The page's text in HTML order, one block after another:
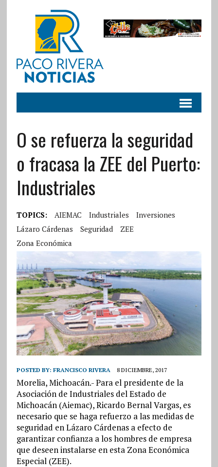
O se refuerza la seguridad
o fracasa la ZEE del Puerto:
Industriales
TOPICS: AIEMAC Industriales
Inversiones
Lázaro Cárdenas
Seguridad
ZEE
Zona Económica
POSTED BY: FRANCISCO RIVERA 8 DICIEMBRE, 2017
Morelia, Michoacán.- Para el presidente de la
Asociación de Industriales del Estado de
Michoacán (Aiemac), Ricardo Bernal Vargas, es
necesario que se haga refuerzo a las medidas de
seguridad en Lázaro Cárdenas a efecto de
garantizar confianza a los hombres de empresa
que deseen instalarse en esta Zona Económica
Especial (ZEE).